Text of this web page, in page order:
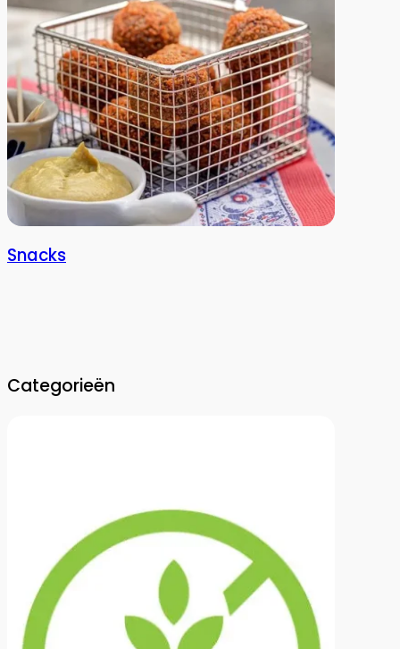
Snacks
Categorieën